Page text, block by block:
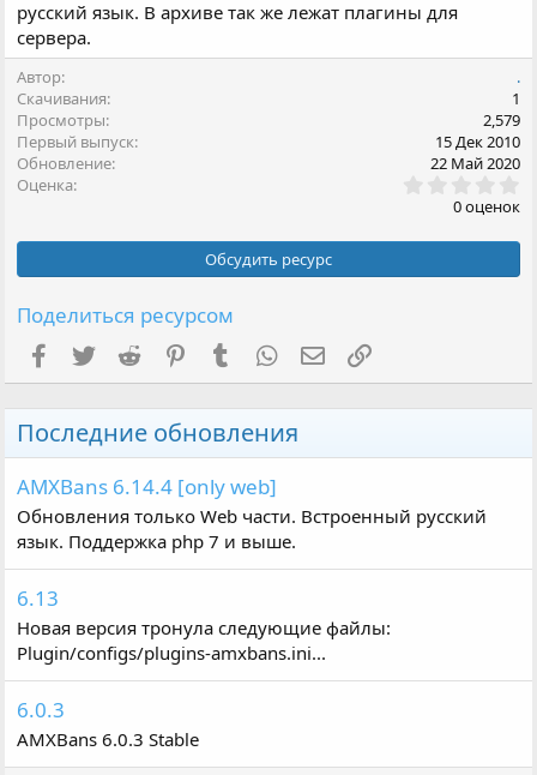
русский язык. В архиве так же лежат плагины для
сервера.
Автор
.
Скачивания
1
Просмотры
2,579
Первый выпуск
15 Дек 2010
Обновление
22 Май 2020
Оценка
.
0
0
в
0 оценок
Обсудить ресурс
Поделиться ресурсом
Facebook
TwitterReddit PinterestTumblrWhatsAppЭлектронная почта
Ссылка
Последние обновления
AMXBans 6.14.4 [only web]
Обновления только Web части. Встроенный русский
язык. Поддержка php 7 и выше.
6.13
Новая версия тронула следующие файлы:
Plugin/configs/plugins-amxbans.ini...
6.0.3
AMXBans 6.0.3 Stable